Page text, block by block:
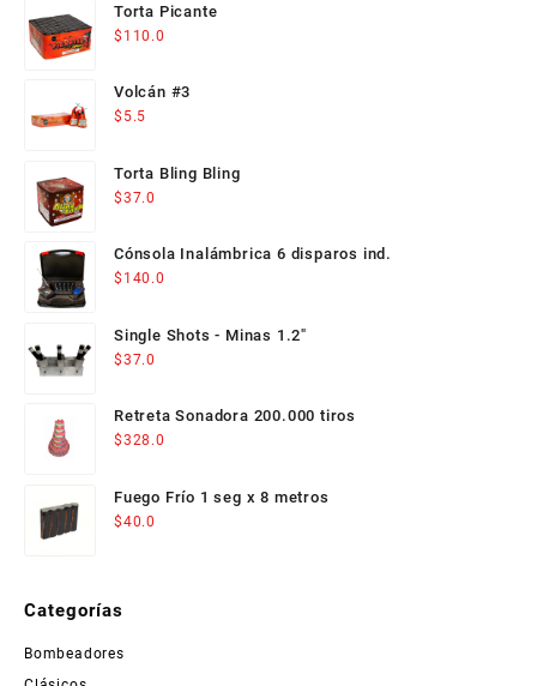
Bodas
de
Torta Picante
$ 110.0
Volcán #3
$ 5.5
Torta Bling Bling
$37.0
Cónsola Inalámbrica 6 disparos ind.
$ 140.0
Single Shots - Minas 1.2"
$37.0
Retreta Sonadora 200.000 tiros
$328.0
Fuego Frío 1 seg x 8 metros
$40.0
Categorías
Bombeadores